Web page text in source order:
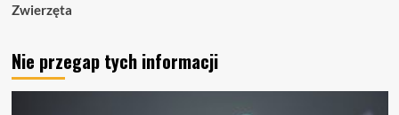
Zwierzęta
Nie przegap tych informacji